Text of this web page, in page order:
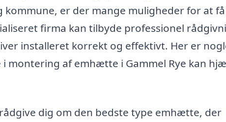
kommune, er der mange muligheder for at få
firma kan tilbyde professionel
installeret korrekt og effektivt. Her er
montering af emhætte i Gammel Rye kan
dig om den bedste type emhætte, der